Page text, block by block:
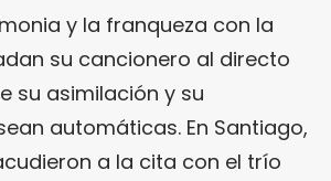
y la franqueza con la
su cancionero al directo
su asimilación y su
automáticas. En Santiago,
a la cita con el trío